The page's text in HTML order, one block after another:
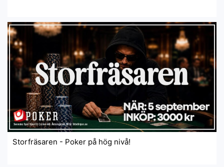
Storfräsaren - Poker på hög nivå!